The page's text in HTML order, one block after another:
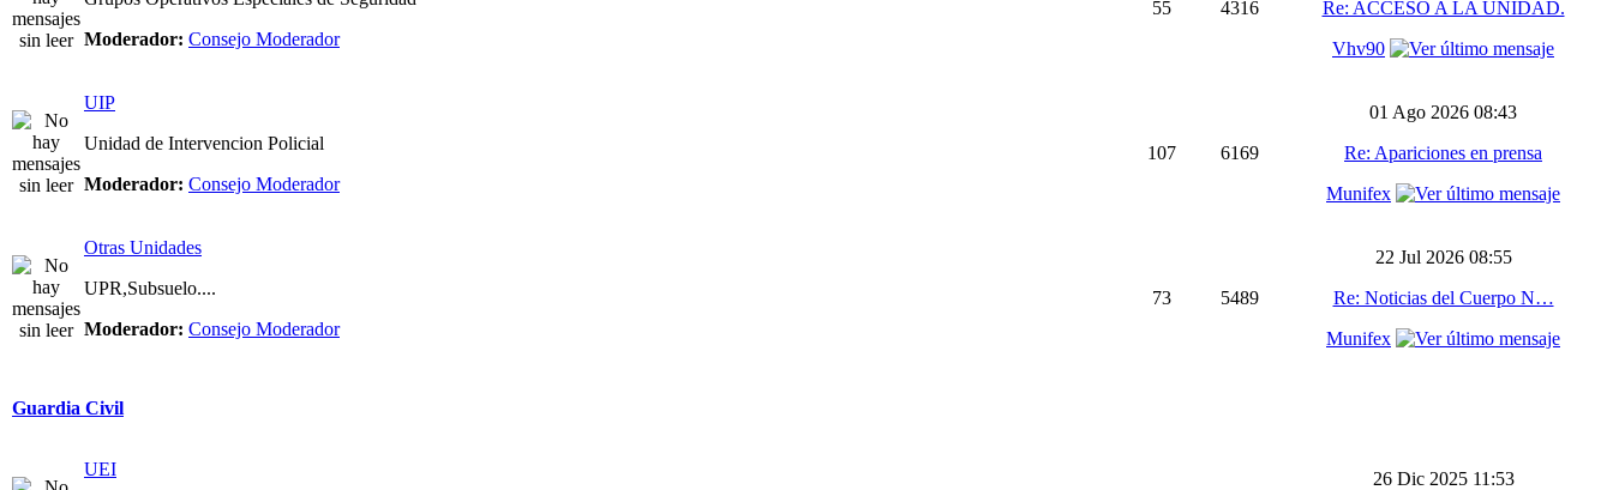
Moderador: Consejo Moderador
55 4316
Re: ACCESO A LA UNIDAD.
Vhv90
UIP
Unidad de Intervencion Policial
Moderador: Consejo Moderador
107 6169
01 Ago 2026 08:43
Re: Apariciones en prensa
Munifex
Otras Unidades
UPR,Subsuelo....
Moderador: Consejo Moderador
73 5489
22 Jul 2026 08:55
Re: Noticias del Cuerpo N…
Munifex
Guardia Civil
UEI
26 Dic 2025 11:53